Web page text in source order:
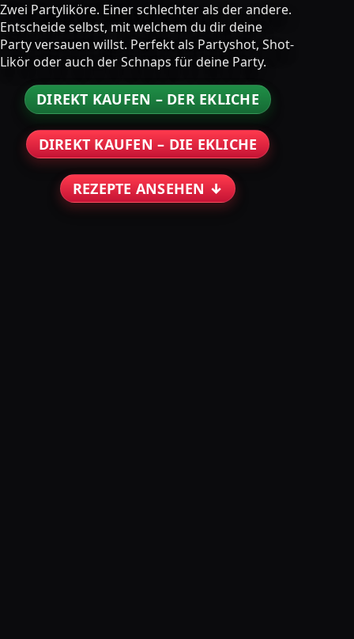
Zwei Partyliköre. Einer schlechter als der andere.
Entscheide selbst, mit welchem du dir deine
Party versauen willst. Perfekt als Partyshot, Shot-
Likör oder auch der Schnaps für deine Party.
DIREKT KAUFEN – DER EKLICHE
DIREKT KAUFEN – DIE EKLICHE
REZEPTE ANSEHEN ↓